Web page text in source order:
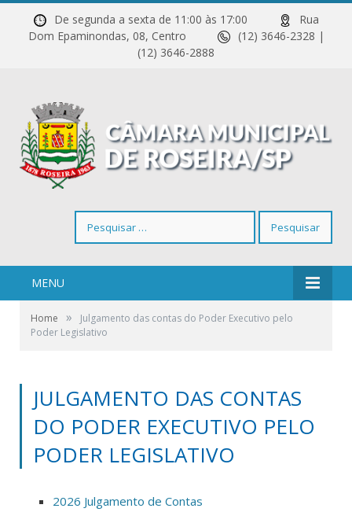
De segunda a sexta de 11:00 às 17:00
Rua
Dom Epaminondas, 08, Centro
(12) 3646-2328 |
(12) 3646-2888
por:
MENU
Home »
Julgamento das contas do Poder Executivo pelo
Poder Legislativo
JULGAMENTO DAS CONTAS
DO PODER EXECUTIVO PELO
PODER LEGISLATIVO
2026 Julgamento de Contas